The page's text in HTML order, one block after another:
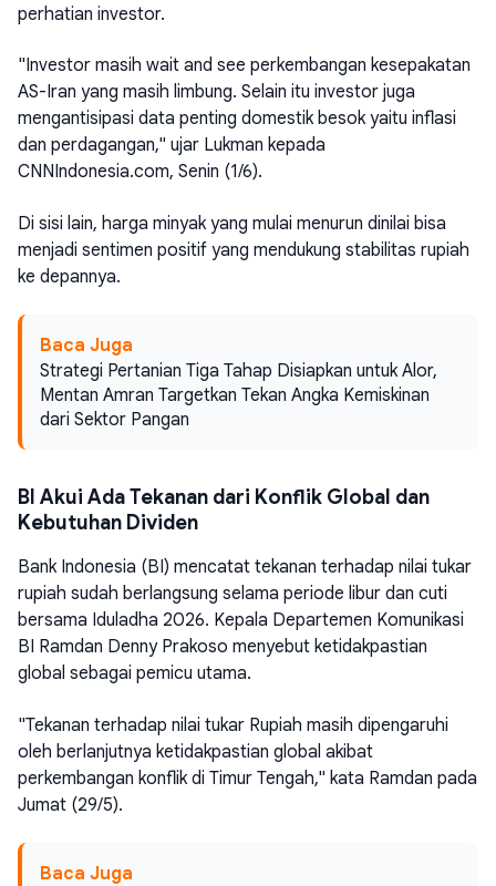
perhatian investor.
"Investor masih wait and see perkembangan kesepakatan
AS-Iran yang masih limbung. Selain itu investor juga
mengantisipasi data penting domestik besok yaitu inflasi
dan perdagangan," ujar Lukman kepada
CNNIndonesia.com, Senin (1/6).
Di sisi lain, harga minyak yang mulai menurun dinilai bisa
menjadi sentimen positif yang mendukung stabilitas rupiah
ke depannya.
Baca Juga
Strategi Pertanian Tiga Tahap Disiapkan untuk Alor,
Mentan Amran Targetkan Tekan Angka Kemiskinan
dari Sektor Pangan
BI Akui Ada Tekanan dari Konflik Global dan
Kebutuhan Dividen
Bank Indonesia (BI) mencatat tekanan terhadap nilai tukar
rupiah sudah berlangsung selama periode libur dan cuti
bersama Iduladha 2026. Kepala Departemen Komunikasi
BI Ramdan Denny Prakoso menyebut ketidakpastian
global sebagai pemicu utama.
"Tekanan terhadap nilai tukar Rupiah masih dipengaruhi
oleh berlanjutnya ketidakpastian global akibat
perkembangan konflik di Timur Tengah," kata Ramdan pada
Jumat (29/5).
Baca Juga